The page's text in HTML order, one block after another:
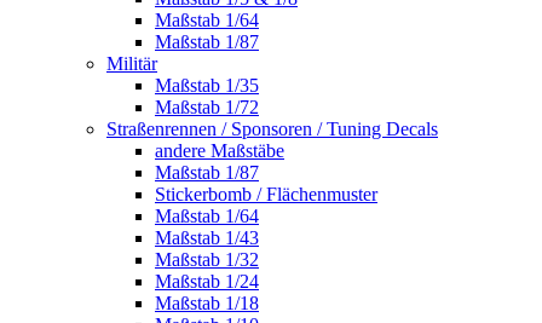
Maßstab 1/64
Maßstab 1/87
Militär
Maßstab 1/35
Maßstab 1/72
Straßenrennen / Sponsoren / Tuning Decals
andere Maßstäbe
Maßstab 1/87
Stickerbomb / Flächenmuster
Maßstab 1/64
Maßstab 1/43
Maßstab 1/32
Maßstab 1/24
Maßstab 1/18